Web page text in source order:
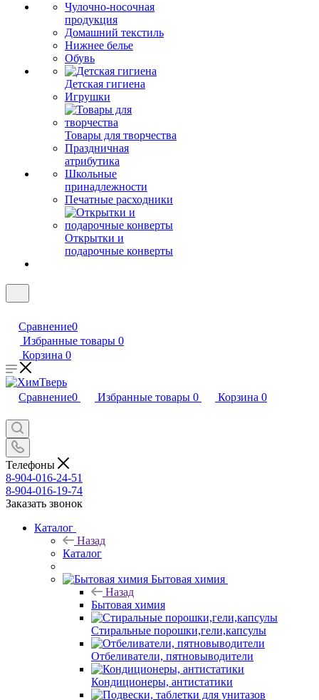
Чулочно-носочная
продукция
Домашний текстиль
Нижнее белье
Обувь
Детская гигиена
Игрушки
Товары для творчества
Праздничная
атрибутика
Школьные
принадлежности
Печатные расходники
Открытки и
подарочные конверты
Сравнение0
Избранные товары 0
Корзина 0
Сравнение0 Избранные товары 0 Корзина 0
Телефоны
8-904-016-24-51
8-904-016-19-74
Заказать звонок
Каталог
Назад
Каталог
Бытовая химия
Назад
Бытовая химия
Стиральные порошки,гели,капсулы
Отбеливатели, пятновыводители
Кондиционеры, антистатики